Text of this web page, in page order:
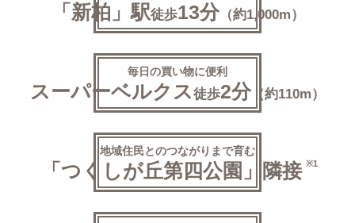
「新柏」駅徒歩13分（約1,000m）
毎日の買い物に便利
スーパーベルクス徒歩2分（約110m）
地域住民とのつながりまで育む
「つくしが丘第四公園」 隣接 ※1